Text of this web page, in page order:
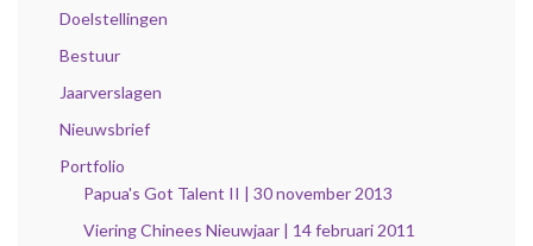
Doelstellingen
Bestuur
Jaarverslagen
Nieuwsbrief
Portfolio
Papua's Got Talent II | 30 november 2013
Viering Chinees Nieuwjaar | 14 februari 2011